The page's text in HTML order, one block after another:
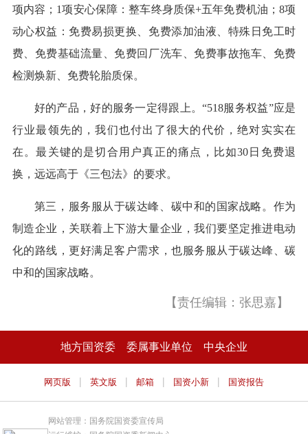
项内容；1项安心保障：整车终身质保+五年免费机油；8项
动心权益：免费易损更换、免费添加油液、特殊日免工时
费、免费基础流量、免费回厂洗车、免费事故拖车、免费
检测焕新、免费轮胎质保。
好的产品，好的服务一定得跟上。“518服务权益”应是
行业最领先的，我们也付出了很大的代价，绝对实实在
在。最关键的是切合用户真正的痛点，比如30日免费退
换，远远高于《三包法》的要求。
第三，服务服从于碳达峰、碳中和的国家战略。作为
制造企业，关联着上下游大量企业，我们要坚定推进电动
化的路线，更好满足客户需求，也服务服从于碳达峰、碳
中和的国家战略。
【责任编辑：张思嘉】
地方国资委 委属事业单位 中央企业
网页版 | 英文版 | 邮箱 | 国资小新 | 国资报告
网站管理：国务院国资委宣传局